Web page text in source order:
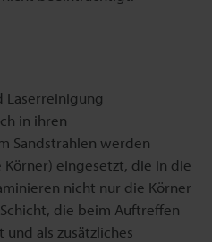
Laserreinigung
in ihren
Sandstrahlen werden
eingesetzt, die in die
nicht nur die Körner
die beim Auftreffen
als zusätzliches